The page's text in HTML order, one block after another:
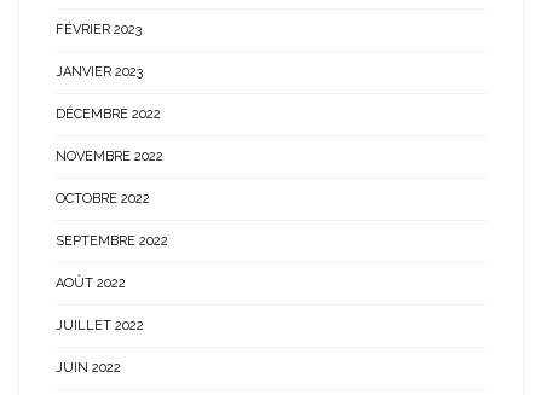
FÉVRIER 2023
JANVIER 2023
DÉCEMBRE 2022
NOVEMBRE 2022
OCTOBRE 2022
SEPTEMBRE 2022
AOÛT 2022
JUILLET 2022
JUIN 2022